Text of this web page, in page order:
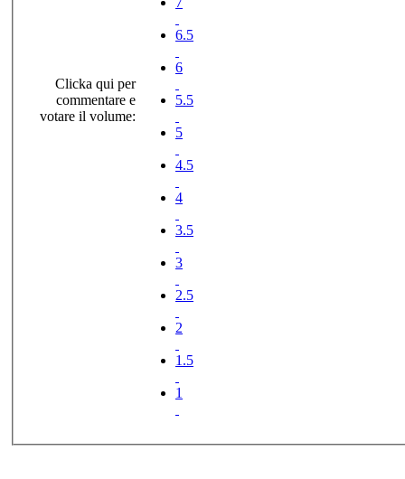
Clicka qui per
commentare e
votare il volume:
6.5
6
5.5
5
4.5
4
3.5
3
2.5
2
1.5
1